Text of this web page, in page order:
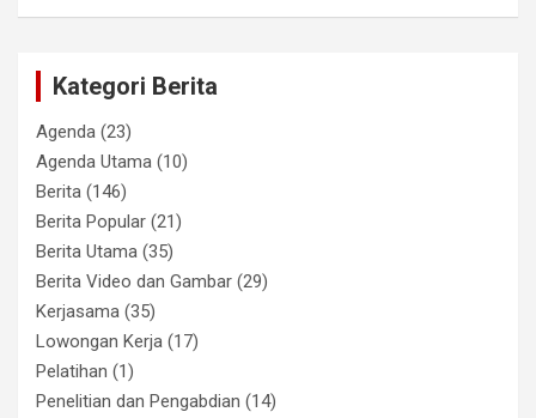
Kategori Berita
Agenda (23)
Agenda Utama (10)
Berita (146)
Berita Popular (21)
Berita Utama (35)
Berita Video dan Gambar (29)
Kerjasama (35)
Lowongan Kerja (17)
Pelatihan (1)
Penelitian dan Pengabdian (14)